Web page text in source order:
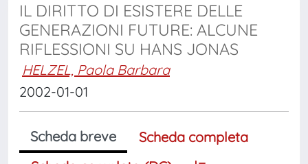
IL DIRITTO DI ESISTERE DELLE
GENERAZIONI FUTURE: ALCUNE
RIFLESSIONI SU HANS JONAS
HELZEL, Paola Barbara
2002-01-01
Scheda breve
Scheda completa